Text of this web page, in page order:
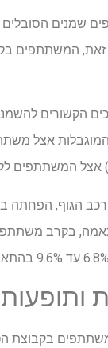
ללא סוכרת, ובולטים יותר
ותופעות
בקבוצת